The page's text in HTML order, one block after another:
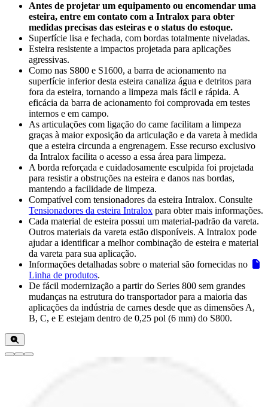
Antes de projetar um equipamento ou encomendar uma
esteira, entre em contato com a Intralox para obter
medidas precisas das esteiras e o status do estoque.
Superfície lisa e fechada, com bordas totalmente niveladas.
Esteira resistente a impactos projetada para aplicações
agressivas.
Como nas S800 e S1600, a barra de acionamento na
superfície inferior desta esteira canaliza água e detritos para
fora da esteira, tornando a limpeza mais fácil e rápida. A
eficácia da barra de acionamento foi comprovada em testes
internos e em campo.
As articulações com ligação do came facilitam a limpeza
graças à maior exposição da articulação e da vareta à medida
que a esteira circunda a engrenagem. Esse recurso exclusivo
da Intralox facilita o acesso a essa área para limpeza.
A borda reforçada e cuidadosamente esculpida foi projetada
para resistir a obstruções na esteira e danos nas bordas,
mantendo a facilidade de limpeza.
Compatível com tensionadores da esteira Intralox. Consulte
Tensionadores da esteira Intralox para obter mais informações.
Cada material de esteira possui um material-padrão da vareta.
Outros materiais da vareta estão disponíveis. A Intralox pode
ajudar a identificar a melhor combinação de esteira e material
da vareta para sua aplicação.
Informações detalhadas sobre o material são fornecidas no
Linha de produtos.
De fácil modernização a partir do Series 800 sem grandes
mudanças na estrutura do transportador para a maioria das
aplicações da indústria de carnes desde que as dimensões A,
B, C, e E estejam dentro de 0,25 pol (6 mm) do S800.